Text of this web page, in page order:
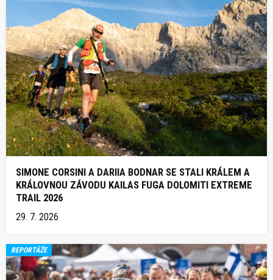
SIMONE CORSINI A DARIIA BODNAR SE STALI KRÁLEM A
KRÁLOVNOU ZÁVODU KAILAS FUGA DOLOMITI EXTREME
TRAIL 2026
29. 7. 2026
REPORTÁŽE